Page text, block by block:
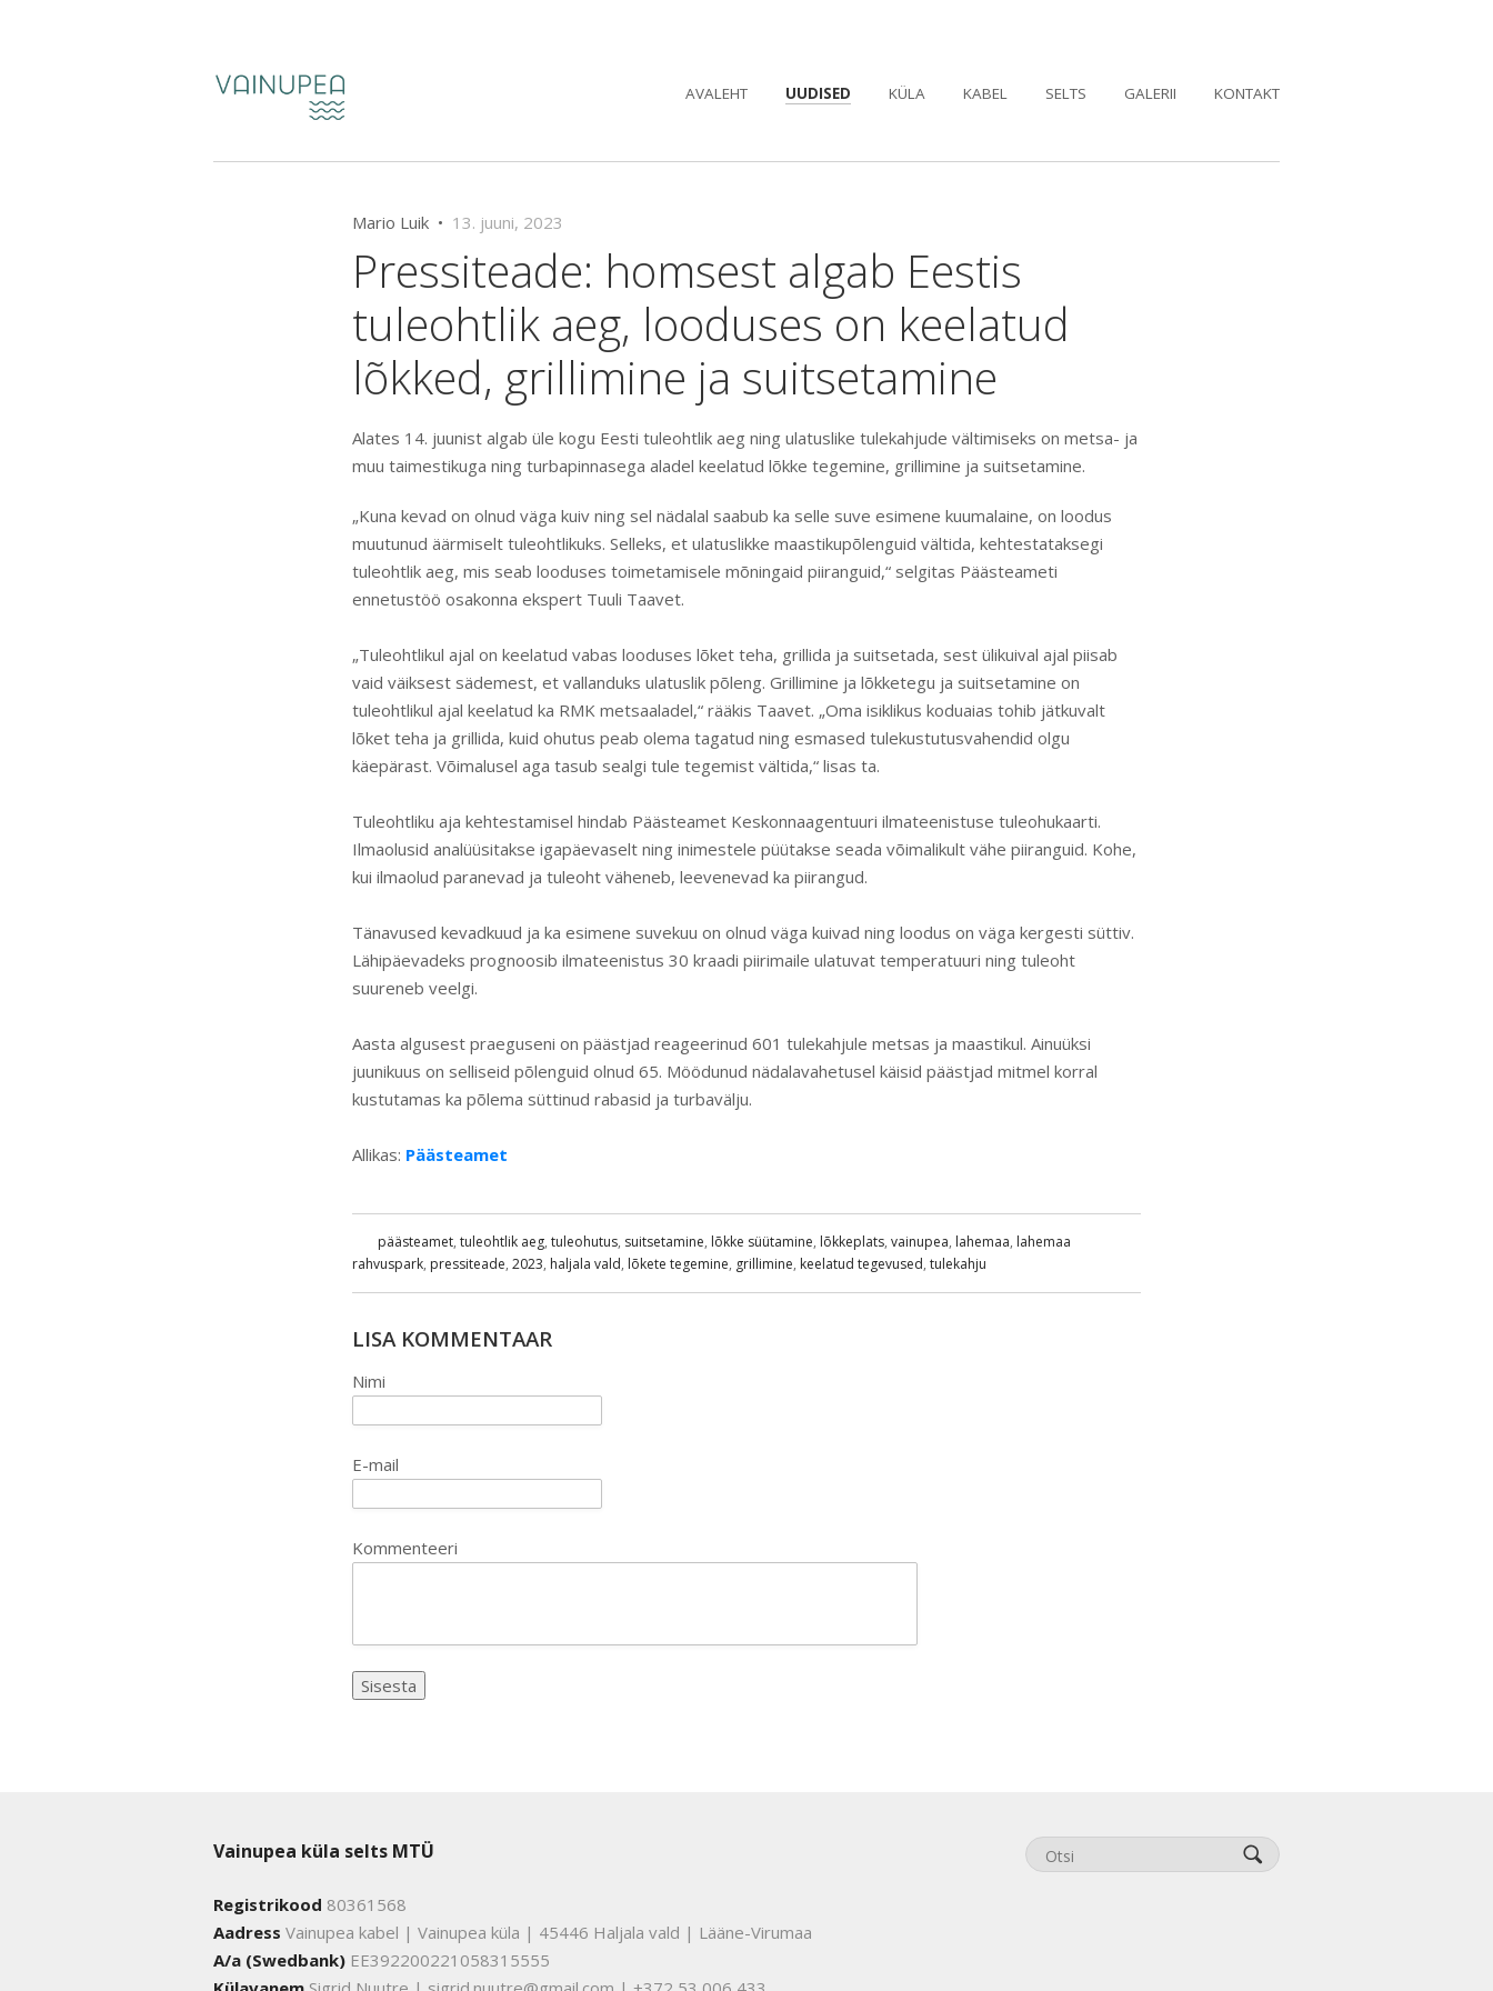
AVALEHT UUDISED KÜLA KABEL SELTS GALERII KONTAKT
Mario Luik • 13. juuni, 2023
Pressiteade: homsest algab Eestis
tuleohtlik aeg, looduses on keelatud
lõkked, grillimine ja suitsetamine
Alates 14. juunist algab üle kogu Eesti tuleohtlik aeg ning ulatuslike tulekahjude vältimiseks on metsa- ja
muu taimestikuga ning turbapinnasega aladel keelatud lõkke tegemine, grillimine ja suitsetamine.
„Kuna kevad on olnud väga kuiv ning sel nädalal saabub ka selle suve esimene kuumalaine, on loodus
muutunud äärmiselt tuleohtlikuks. Selleks, et ulatuslikke maastikupõlenguid vältida, kehtestataksegi
tuleohtlik aeg, mis seab looduses toimetamisele mõningaid piiranguid,“ selgitas Päästeameti
ennetustöö osakonna ekspert Tuuli Taavet.
„Tuleohtlikul ajal on keelatud vabas looduses lõket teha, grillida ja suitsetada, sest ülikuival ajal piisab
vaid väiksest sädemest, et vallanduks ulatuslik põleng. Grillimine ja lõkketegu ja suitsetamine on
tuleohtlikul ajal keelatud ka RMK metsaaladel,“ rääkis Taavet. „Oma isiklikus koduaias tohib jätkuvalt
lõket teha ja grillida, kuid ohutus peab olema tagatud ning esmased tulekustutusvahendid olgu
käepärast. Võimalusel aga tasub sealgi tule tegemist vältida,“ lisas ta.
Tuleohtliku aja kehtestamisel hindab Päästeamet Keskonnaagentuuri ilmateenistuse tuleohukaarti.
Ilmaolusid analüüsitakse igapäevaselt ning inimestele püütakse seada võimalikult vähe piiranguid. Kohe,
kui ilmaolud paranevad ja tuleoht väheneb, leevenevad ka piirangud.
Tänavused kevadkuud ja ka esimene suvekuu on olnud väga kuivad ning loodus on väga kergesti süttiv.
Lähipäevadeks prognoosib ilmateenistus 30 kraadi piirimaile ulatuvat temperatuuri ning tuleoht
suureneb veelgi.
Aasta algusest praeguseni on päästjad reageerinud 601 tulekahjule metsas ja maastikul. Ainuüksi
juunikuus on selliseid põlenguid olnud 65. Möödunud nädalavahetusel käisid päästjad mitmel korral
kustutamas ka põlema süttinud rabasid ja turbavälju.
Allikas: Päästeamet
päästeamet, tuleohtlik aeg, tuleohutus, suitsetamine, lõkke süütamine, lõkkeplats, vainupea, lahemaa, lahemaa
rahvuspark, pressiteade, 2023, haljala vald, lõkete tegemine, grillimine, keelatud tegevused, tulekahju
LISA KOMMENTAAR
Nimi
E-mail
Kommenteeri
Vainupea küla selts MTÜ
Registrikood 80361568
Aadress Vainupea kabel | Vainupea küla | 45446 Haljala vald | Lääne-Virumaa
A/a (Swedbank) EE392200221058315555